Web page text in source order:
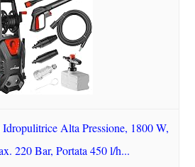
Alta Pressione, 1800 W,
220 Bar, Portata 450 l/h...